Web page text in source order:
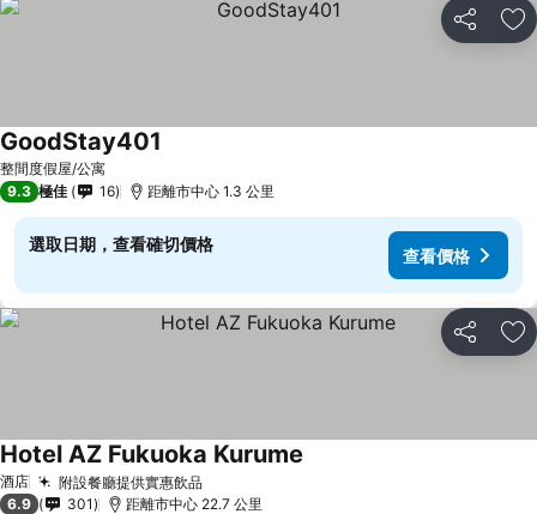
分享 放
整間度假屋/公寓
GoodStay401
9.3 極佳 16 距離市中心 1.3 公里
選取日期，查看確切價格
查看價格
分享 放
酒店 附設餐廳提供實惠飲品查看價格
Hotel AZ Fukuoka Kurume
6.9 301 距離市中心 22.7 公里